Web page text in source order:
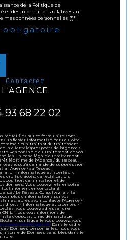
de la Politique de
et des informations relatives au
mes données personnelles (*)*
obligatoire
contacter
L'AGENCE
93 68 22 02
recueillies sur ce formulaire sont
un fichier informatisé par La Boite
Sous-traitant du traitement
la clientèle/prospects de l'Agence /
Responsable du Traitement de vos
La base légale du traitement
légitime de l'Agence / du Réseau.
jusqu'à demande de suppression
à l'Agence / au Réseau.
la loi « informatique et libertés »,
droits d’accès, de rectification,
de limitation et de
données. Vous pouvez retirer votre
tout moment en contactant
/ Le Réseau. Consultez le site
pour plus d’informations sur vos
après avoir contacté l'Agence /
droits « Informatique et Libertés »
vous pouvez adresser une
Nous vous informons de
liste d'opposition au démarchage
», sur laquelle vous pouvez vous
www.bloctel.gouv.fr. Dans le cadre
Données personnelles, nous vous
inscrire de Données sensibles dans le
libre.